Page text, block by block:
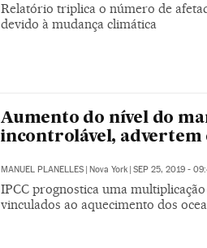
Relatório triplica o número de
devido à mudança climática
Aumento do nível do
incontrolável, advertem
MANUEL PLANELLES | Nova York | SEP 25, 2019 -
IPCC prognostica uma
vinculados ao aquecimento dos